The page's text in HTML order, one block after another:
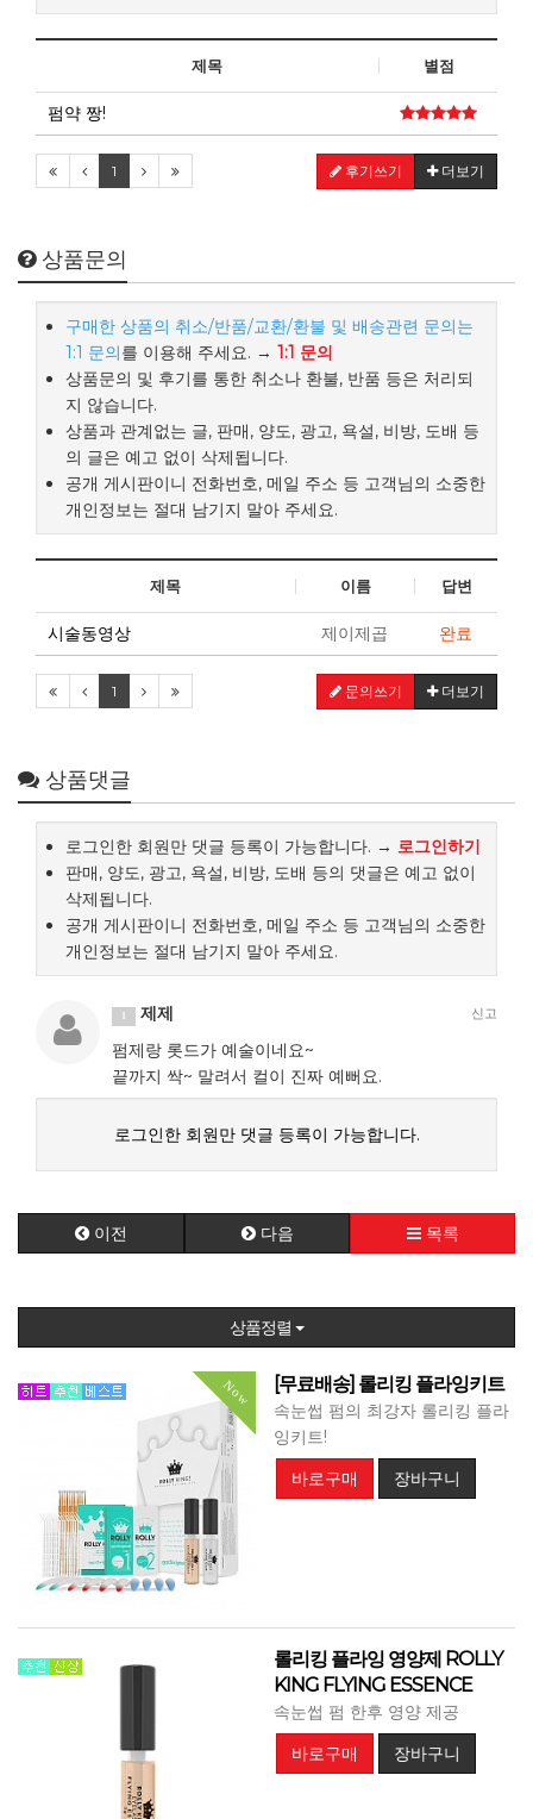
제목 별점
펌약 짱!
1 후기쓰기 더보기
상품문의
구매한 상품의 취소/반품/교환/환불 및 배송관련 문의는
1:1 문의를 이용해 주세요. → 1:1 문의
상품문의 및 후기를 통한 취소나 환불, 반품 등은 처리되
지 않습니다.
상품과 관계없는 글, 판매, 양도, 광고, 욕설, 비방, 도배 등
의 글은 예고 없이 삭제됩니다.
공개 게시판이니 전화번호, 메일 주소 등 고객님의 소중한
개인정보는 절대 남기지 말아 주세요.
제목 이름 답변
시술동영상 제이제곱 완료
1 문의쓰기 더보기
상품댓글
로그인한 회원만 댓글 등록이 가능합니다. → 로그인하기
판매, 양도, 광고, 욕설, 비방, 도배 등의 댓글은 예고 없이
삭제됩니다.
공개 게시판이니 전화번호, 메일 주소 등 고객님의 소중한
개인정보는 절대 남기지 말아 주세요.
제제 신고
펌제랑 롯드가 예술이네요~
끝까지 싹~ 말려서 컬이 진짜 예뻐요.
로그인한 회원만 댓글 등록이 가능합니다.
이전 다음 목록
상품정렬
Now [무료배송] 롤리킹 플라잉키트
속눈썹 펌의 최강자 롤리킹 플라
잉키트!
바로구매
장바구니
롤리킹 플라잉 영양제 ROLLY
KING FLYING ESSENCE
속눈썹 펌 한후 영양 제공
바로구매
장바구니